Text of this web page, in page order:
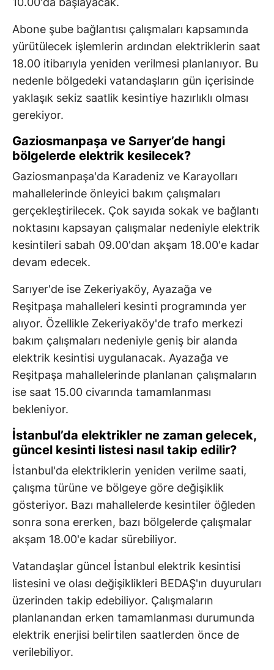
Abone şube bağlantısı çalışmaları kapsamında
yürütülecek işlemlerin ardından elektriklerin saat
18.00 itibarıyla yeniden verilmesi planlanıyor. Bu
nedenle bölgedeki vatandaşların gün içerisinde
yaklaşık sekiz saatlik kesintiye hazırlıklı olması
gerekiyor.
Gaziosmanpaşa ve Sarıyer’de hangi
bölgelerde elektrik kesilecek?
Gaziosmanpaşa'da Karadeniz ve Karayolları
mahallelerinde önleyici bakım çalışmaları
gerçekleştirilecek. Çok sayıda sokak ve bağlantı
noktasını kapsayan çalışmalar nedeniyle elektrik
kesintileri sabah 09.00'dan akşam 18.00'e kadar
devam edecek.
Sarıyer'de ise Zekeriyaköy, Ayazağa ve
Reşitpaşa mahalleleri kesinti programında yer
alıyor. Özellikle Zekeriyaköy'de trafo merkezi
bakım çalışmaları nedeniyle geniş bir alanda
elektrik kesintisi uygulanacak. Ayazağa ve
Reşitpaşa mahallelerinde planlanan çalışmaların
ise saat 15.00 civarında tamamlanması
bekleniyor.
İstanbul’da elektrikler ne zaman gelecek,
güncel kesinti listesi nasıl takip edilir?
İstanbul'da elektriklerin yeniden verilme saati,
çalışma türüne ve bölgeye göre değişiklik
gösteriyor. Bazı mahallelerde kesintiler öğleden
sonra sona ererken, bazı bölgelerde çalışmalar
akşam 18.00'e kadar sürebiliyor.
Vatandaşlar güncel İstanbul elektrik kesintisi
listesini ve olası değişiklikleri BEDAŞ'ın duyuruları
üzerinden takip edebiliyor. Çalışmaların
planlanandan erken tamamlanması durumunda
elektrik enerjisi belirtilen saatlerden önce de
verilebiliyor.